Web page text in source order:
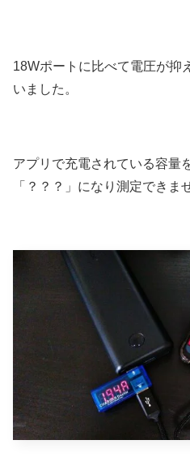
18Wポートに比べて電圧が抑
いました。
アプリで充電されている容量
「？？？」になり測定できま